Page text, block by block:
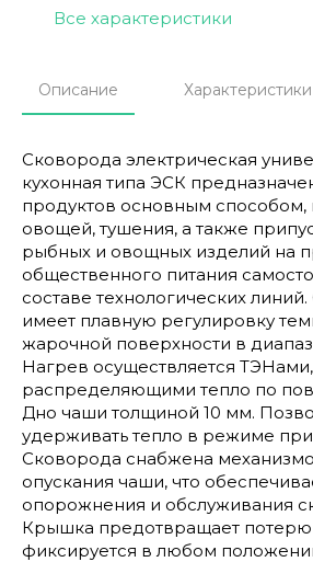
Все характеристики
Описание Характеристики
Сковорода электрическая
кухонная типа ЭСК
продуктов основным способом,
овощей, тушения, а также
рыбных и овощных изделий на
общественного питания
составе технологических
имеет плавную регулировку
жарочной поверхности в
Нагрев осуществляется
распределяющими тепло по
Дно чаши толщиной 10 мм.
удерживать тепло в режиме
Сковорода снабжена
опускания чаши, что
опорожнения и обслуживания
Крышка предотвращает потерю
фиксируется в любом